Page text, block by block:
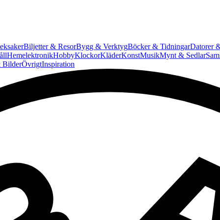
Biljetter & ResorBygg & VerktygBöcker & TidningarDatorer
HemelektronikHobbyKlockorKläderKonstMusikMynt & Sedlar
BilderÖvrigtInspiration